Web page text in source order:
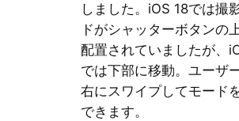
しました。iOS 18では撮
ドがシャッターボタンの
配置されていましたが、
では下部に移動。ユーザ
右にスワイプしてモード
できます。